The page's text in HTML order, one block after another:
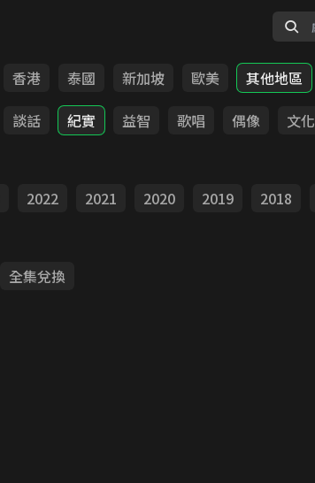
香港 泰國 新加坡 歐美
其他地區
談話 紀實 益智 歌唱 偶像 文化
2022 2021 2020 2019 2018
全集兌換